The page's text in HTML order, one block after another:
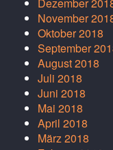
November
Oktober 2018
September
August 2018
Juli 2018
Juni 2018
Mai 2018
April 2018
März 2018